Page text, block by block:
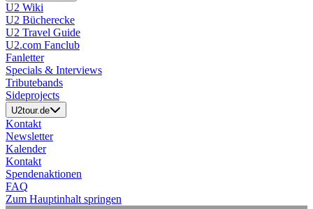
U2 Wiki
U2 Bücherecke
U2 Travel Guide
U2.com Fanclub
Fanletter
Specials & Interviews
Tributebands
Sideprojects
U2tour.de
Kontakt
Newsletter
Kalender
Kontakt
Spendenaktionen
FAQ
Zum Hauptinhalt springen